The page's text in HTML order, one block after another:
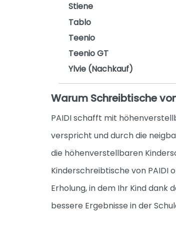
Stiene
Tablo
Teenio
Teenio GT
Ylvie (Nachkauf)
Warum Schreibtische
PAIDI schafft mit
verspricht und durch die
die höhenverstellbaren
Kinderschreibtische von PAIDI
Erholung, in dem Ihr Kind
bessere Ergebnisse in der